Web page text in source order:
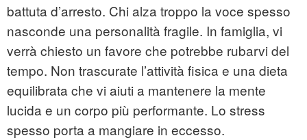
battuta d’arresto. Chi alza troppo la voce spesso
nasconde una personalità fragile. In famiglia, vi
verrà chiesto un favore che potrebbe rubarvi del
tempo. Non trascurate l’attività fisica e una dieta
equilibrata che vi aiuti a mantenere la mente
lucida e un corpo più performante. Lo stress
spesso porta a mangiare in eccesso.